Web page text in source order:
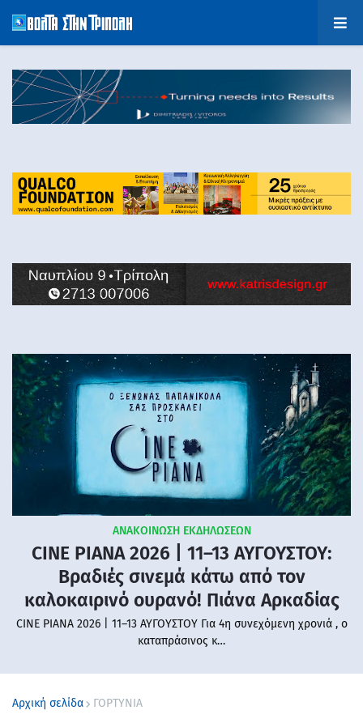
ΑΝΑΚΟΙΝΩΣΗ ΕΚΔΗΛΩΣΕΩΝ
CINE PIANA 2026 | 11–13 ΑΥΓΟΥΣΤΟΥ:
Βραδιές σινεμά κάτω από τον
καλοκαιρινό ουρανό! Πιάνα Αρκαδίας
CINE PIANA 2026 | 11–13 ΑΥΓΟΥΣΤΟΥ Για 4η συνεχόμενη χρονιά , ο
καταπράσινος κ…
Αρχική σελίδα ΓΟΡΤΥΝΙΑ